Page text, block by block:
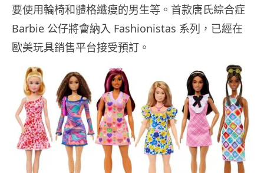
要使用輪椅和體格纖瘦的男生等。首款唐氏綜合症
Barbie 公仔將會納入 Fashionistas 系列，已經在
歐美玩具銷售平台接受預訂。